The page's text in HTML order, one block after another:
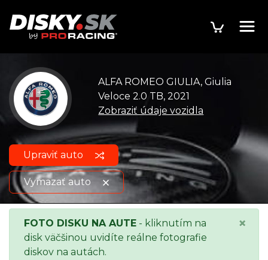
ALFA ROMEO GIULIA, Giulia
Veloce 2.0 TB, 2021
Zobraziť údaje vozidla
Upraviť auto
Vymazať auto
ALFA ROMEO GIULIA, Giulia
Veloce 2.0 TB, 2021
o vozidle
FOTO DISKU NA AUTE - kliknutím na
disk väčšinou uvidíte reálne fotografie
diskov na autách.
×